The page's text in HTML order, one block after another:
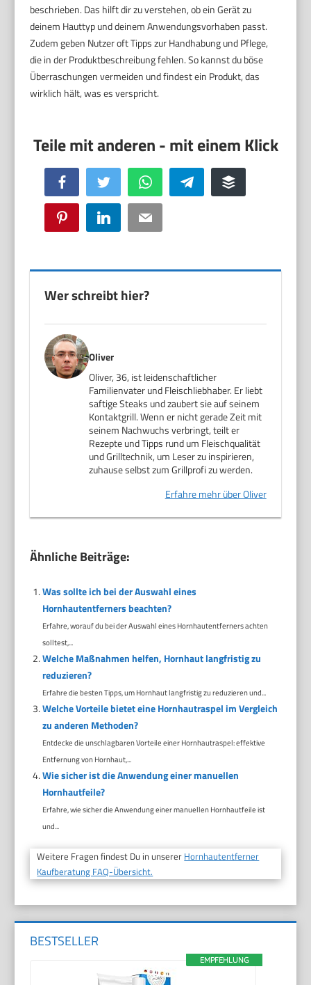
beschrieben. Das hilft dir zu verstehen, ob ein Gerät zu
deinem Hauttyp und deinem Anwendungsvorhaben passt.
Zudem geben Nutzer oft Tipps zur Handhabung und Pflege,
die in der Produktbeschreibung fehlen. So kannst du böse
Überraschungen vermeiden und findest ein Produkt, das
wirklich hält, was es verspricht.
Facebook Twitter WhatsApp Telegram Buffer
Pinterest LinkedIn Email
Wer schreibt hier?
Oliver
Oliver, 36, ist leidenschaftlicher
Familienvater und Fleischliebhaber. Er liebt
saftige Steaks und zaubert sie auf seinem
Kontaktgrill. Wenn er nicht gerade Zeit mit
seinem Nachwuchs verbringt, teilt er
Rezepte und Tipps rund um Fleischqualität
und Grilltechnik, um Leser zu inspirieren,
zuhause selbst zum Grillprofi zu werden.
Erfahre mehr über Oliver
Ähnliche Beiträge:
Was sollte ich bei der Auswahl eines
Hornhautentferners beachten?
Erfahre, worauf du bei der Auswahl eines Hornhautentferners achten
solltest,...
Welche Maßnahmen helfen, Hornhaut langfristig zu
reduzieren?
Erfahre die besten Tipps, um Hornhaut langfristig zu reduzieren und...
Welche Vorteile bietet eine Hornhautraspel im Vergleich
zu anderen Methoden?
Entdecke die unschlagbaren Vorteile einer Hornhautraspel: effektive
Entfernung von Hornhaut,...
Wie sicher ist die Anwendung einer manuellen
Hornhautfeile?
Erfahre, wie sicher die Anwendung einer manuellen Hornhautfeile ist
und...
Weitere Fragen findest Du in unserer Hornhautentferner
Kaufberatung FAQ-Übersicht.
BESTSELLER
EMPFEHLUNG